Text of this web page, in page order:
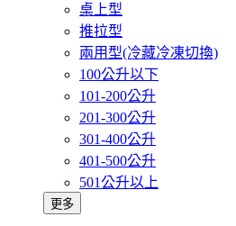
桌上型
推拉型
兩用型(冷藏冷凍切換)
100公升以下
101-200公升
201-300公升
301-400公升
401-500公升
501公升以上
更多